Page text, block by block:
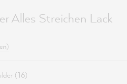
Alles Streichen Lack
(16)